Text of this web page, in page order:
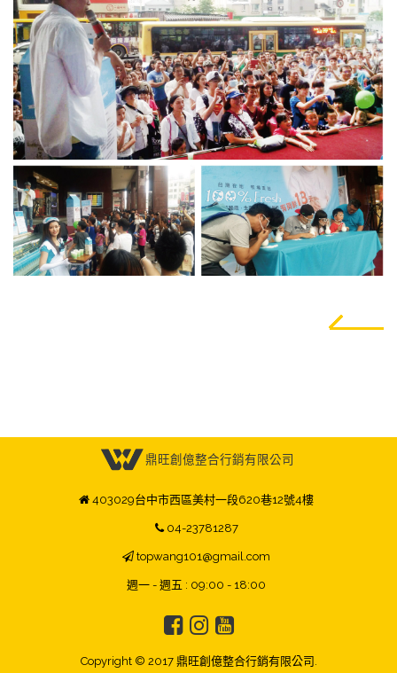
鼎旺創億整合行銷有限公司
403029台中市西區美村一段620巷12號4樓
04-23781287
topwang101@gmail.com
週一 - 週五 : 09:00 - 18:00
Copyright © 2017 鼎旺創億整合行銷有限公司.